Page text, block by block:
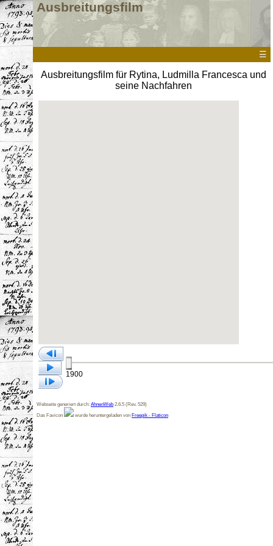
Ausbreitungsfilm
☰
Ausbreitungsfilm für Rytina, Ludmilla Francesca und
seine Nachfahren
1900
Webseite generiert durch: AhnenWeb 2.6.5 (Rev. 529)
Das Favicon
wurde heruntergeladen von Freepik - Flaticon